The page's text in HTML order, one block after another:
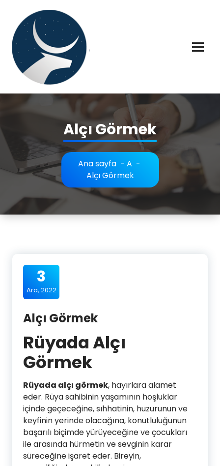
Alçı Görmek
Ana sayfa- A -
Alçı Görmek
3
Ara, 2022
Alçı Görmek
Rüyada Alçı
Görmek
Rüyada alçı görmek, hayırlara alamet
eder. Rüya sahibinin yaşamının hoşluklar
içinde geçeceğine, sıhhatinin, huzurunun ve
keyfinin yerinde olacağına, konutluluğunun
başarılı biçimde yürüyeceğine ve çocukları
ile arasında hürmetin ve sevginin karar
süreceğine işaret eder. Bireyin,